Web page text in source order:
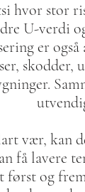
hvor stor
U-verdi
er
skodder,
vær, kan
få lavere
og